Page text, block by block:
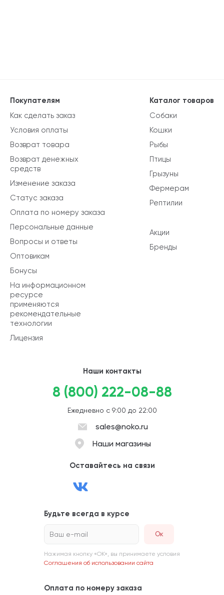
Каталог товаров
Собаки
Кошки
Рыбы
Птицы
Грызуны
Фермерам
Рептилии
Акции
Бренды
Покупателям
Как сделать заказ
Условия оплаты
Возврат товара
Возврат денежных
средств
Изменение заказа
Статус заказа
Оплата по номеру заказа
Персональные данные
Вопросы и ответы
Оптовикам
Бонусы
На информационном
ресурсе
применяются
рекомендательные
технологии
Лицензия
Наши контакты
8 (800) 222-08-88
Ежедневно с 9:00 до 22:00
sales@noko.ru
Наши магазины
Оставайтесь на связи
Будьте всегда в курсе
Ваш e-mail
Нажимая кнопку «ОК», вы принимаете условия
Соглашения об использовании сайта
Оплата по номеру заказа